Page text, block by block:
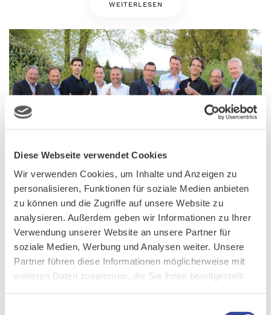
Diese Webseite verwendet Cookies
Wir verwenden Cookies, um Inhalte und Anzeigen zu
personalisieren, Funktionen für soziale Medien anbieten
zu können und die Zugriffe auf unsere Website zu
analysieren. Außerdem geben wir Informationen zu Ihrer
Verwendung unserer Website an unsere Partner für
soziale Medien, Werbung und Analysen weiter. Unsere
Partner führen diese Informationen möglicherweise mit
weiteren Daten zusammen, die Sie ihnen bereitgestellt
WEITERLESEN
Strandurlaub in der Karibik oder Skifahren in den Rocky
Mountains: Mit Reisezielen in 179 unterschiedlichen Ländern
macht die DER Touristik Group alle Urlaubswünsche wahr. Mit
2400 Reisebüros in Großbritannien, Osteuropa, Deutschland und
der Schweiz hat sich die Touristiktochter der REWE Group als